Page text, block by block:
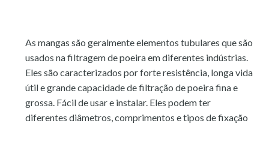
As mangas são geralmente elementos tubulares que são
usados na filtragem de poeira em diferentes indústrias.
Eles são caracterizados por forte resistência, longa vida
útil e grande capacidade de filtração de poeira fina e
grossa. Fácil de usar e instalar. Eles podem ter
diferentes diâmetros, comprimentos e tipos de fixação